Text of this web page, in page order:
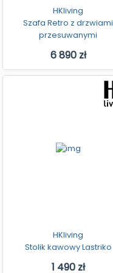
HKliving
Szafa Retro z drzwiami
przesuwanymi
6 890 zł
HKliving
Stolik kawowy Lastriko
1 490 zł